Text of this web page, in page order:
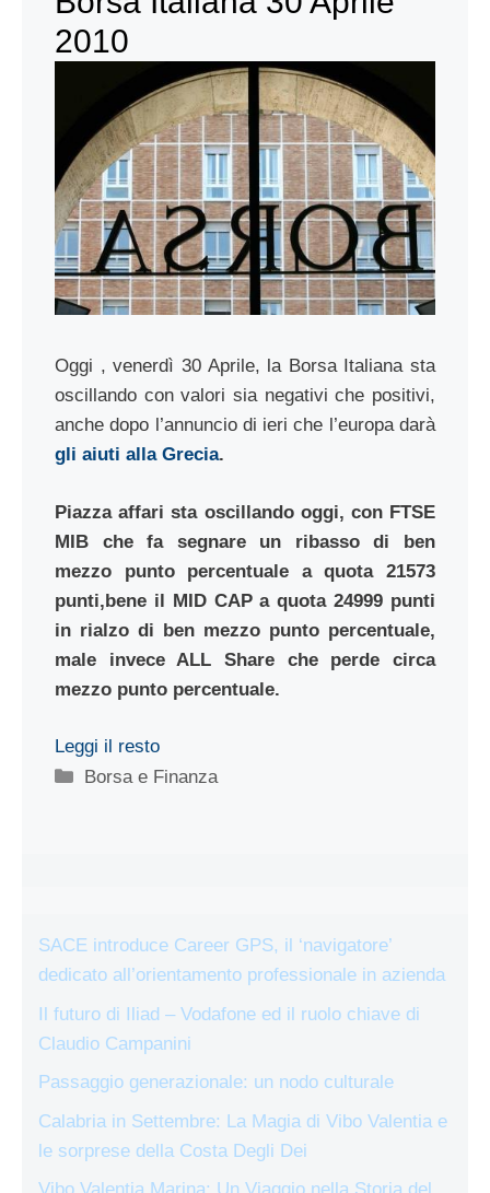
2010
Oggi , venerdì 30 Aprile, la Borsa Italiana sta
oscillando con valori sia negativi che positivi,
anche dopo l’annuncio di ieri che l’europa darà
gli aiuti alla Grecia.
Piazza affari sta oscillando oggi, con FTSE
MIB che fa segnare un ribasso di ben
mezzo punto percentuale a quota 21573
punti,bene il MID CAP a quota 24999 punti
in rialzo di ben mezzo punto percentuale,
male invece ALL Share che perde circa
mezzo punto percentuale.
Leggi il resto
Categorie
Borsa e Finanza
SACE introduce Career GPS, il ‘navigatore’
dedicato all’orientamento professionale in azienda
Il futuro di Iliad – Vodafone ed il ruolo chiave di
Claudio Campanini
Passaggio generazionale: un nodo culturale
Calabria in Settembre: La Magia di Vibo Valentia e
le sorprese della Costa Degli Dei